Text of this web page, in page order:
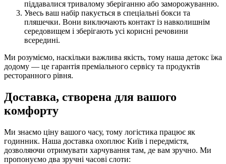
піддавалися тривалому зберіганню або заморожуванню.
Увесь ваш набір пакується в спеціальні бокси та
пляшечки. Вони виключають контакт із навколишнім
середовищем і зберігають усі корисні речовини
всередині.
Ми розуміємо, наскільки важлива якість, тому наша детокс їжа
додому — це гарантія преміального сервісу та продуктів
ресторанного рівня.
Доставка, створена для вашого
комфорту
Ми знаємо ціну вашого часу, тому логістика працює як
годинник. Наша доставка охоплює Київ і передмістя,
дозволяючи отримувати харчування там, де вам зручно. Ми
пропонуємо два зручні часові слоти: